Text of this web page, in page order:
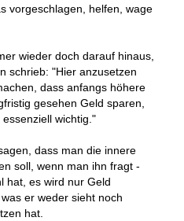
vorgeschlagen, helfen, wage
wieder doch darauf hinaus,
schrieb: "Hier anzusetzen
dass anfangs höhere
gesehen Geld sparen,
wichtig."
dass man die innere
soll, wenn man ihn fragt -
hat, es wird nur Geld
er weder sieht noch
hat.